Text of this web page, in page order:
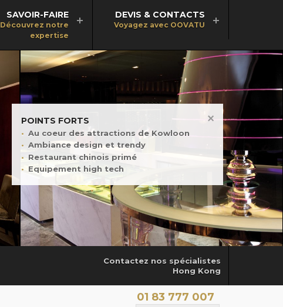
SAVOIR-FAIRE
Découvrez notre
expertise
DEVIS & CONTACTS
Voyagez avec OOVATU
POINTS FORTS
Au coeur des attractions de Kowloon
Ambiance design et trendy
Restaurant chinois primé
Equipement high tech
Contactez nos spécialistes
Hong Kong
01 83 777 007